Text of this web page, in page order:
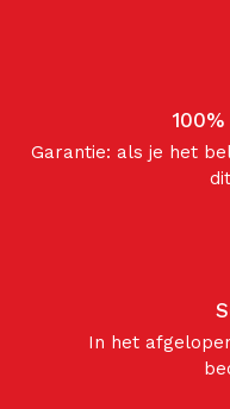
Garantie: als je het
In het